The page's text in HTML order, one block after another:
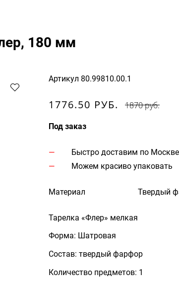
180 мм
Артикул 80.99810.00.1
1776.50 РУБ. 1870 руб.
Под заказ
Быстро доставим по Москве
Можем красиво упаковать
Материал Твердый
Тарелка «Флер» мелкая
Форма: Шатровая
Состав: твердый фарфор
Количество предметов: 1